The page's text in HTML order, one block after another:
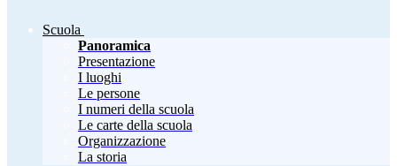
Scuola
Panoramica
Presentazione
I luoghi
Le persone
I numeri della scuola
Le carte della scuola
Organizzazione
La storia